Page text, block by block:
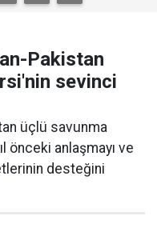
Pakistan
sevinci
üçlü savunma
önceki anlaşmayı ve
desteğini